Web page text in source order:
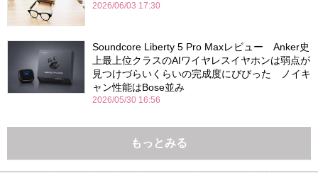
2026/06/03 17:30
Soundcore Liberty 5 Pro Maxレビュー Anker史
上最上位クラスのAIワイヤレスイヤホンは弱点が
見つけづらいくらいの完成度にびびった ノイキ
ャン性能はBose並み
2026/05/30 16:56
もっとみる